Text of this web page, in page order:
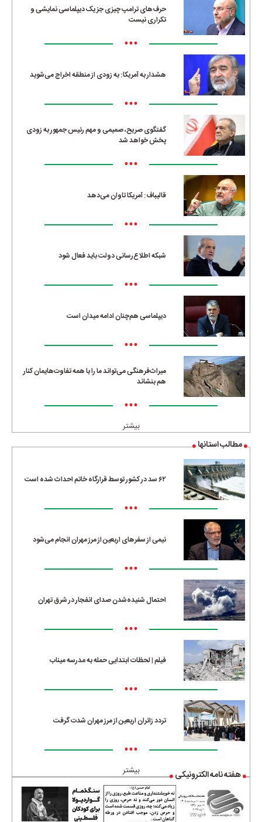
حرف‌های ترامپ چیزی جز یک دیپلماسی نمایشی و
تکراری نیست
•••
هشدار به آمریکا: به زودی از منطقه اخراج می‌شوید
•••
گفتگوی صریح، صمیمی و مهم رئیس جمهور به زودی
پخش خواهد شد
•••
قالیباف: آمریکا تاوان می‌دهد
•••
شبکه اطلاع‌رسانی دولت باید فعال شود
•••
دیپلماسی هم‌چنان ادامه میدان است
•••
میراث‌فرهنگی می‌تواند ما را با همه تفاوت‌هایمان کنار
هم بنشاند
•••
بیشتر
مطالب استانها
۶۲ سد در کشور توسط قرارگاه خاتم احداث شده است
•••
نیمی از سفرهای اربعین از مرز مهران انجام می‌شود
•••
احتمال شنیده‌شدن صدای انفجار در شرق تهران
•••
فیلم | لحظات ابتدایی حمله به مدرسه میناب
•••
تردد زائران اربعین از مرز مهران شدت گرفت
•••
بیشتر هفته نامه الکترونیکی